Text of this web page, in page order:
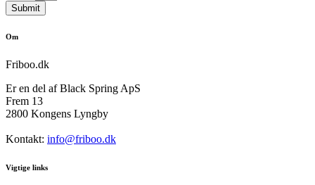
Submit
Om
Friboo.dk
Er en del af Black Spring ApS
Frem 13
2800 Kongens Lyngby
Kontakt: info@friboo.dk
Vigtige links